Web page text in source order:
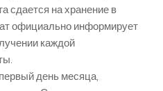
сдается на хранение в
официально информирует
каждой
день месяца,